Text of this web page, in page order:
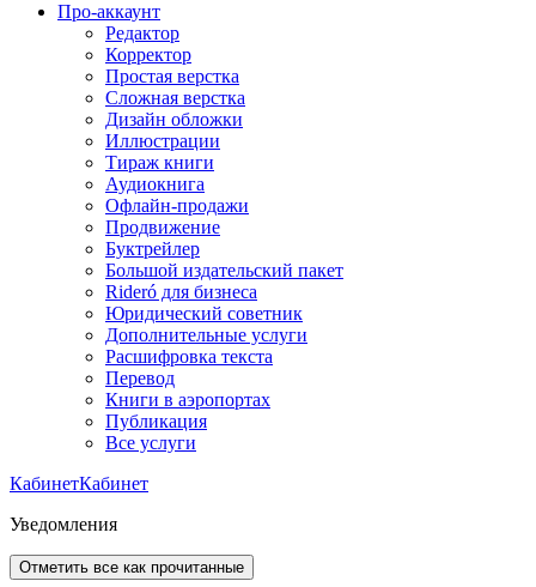
Про-аккаунт
Редактор
Корректор
Простая верстка
Сложная верстка
Дизайн обложки
Иллюстрации
Тираж книги
Аудиокнига
Офлайн-продажи
Продвижение
Буктрейлер
Большой издательский пакет
Rideró для бизнеса
Юридический советник
Дополнительные услуги
Расшифровка текста
Перевод
Книги в аэропортах
Публикация
Все услуги
КабинетКабинет
Уведомления
Отметить все как прочитанные